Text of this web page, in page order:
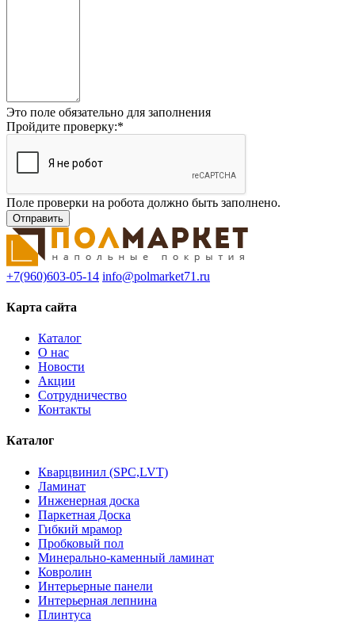
Это поле обязательно для заполнения
Пройдите проверку:*
Поле проверки на робота должно быть заполнено.
+7(960)603-05-14 info@polmarket71.ru
Карта сайта
Каталог
О нас
Новости
Акции
Сотрудничество
Контакты
Каталог
Кварцвинил (SPC,LVT)
Ламинат
Инженерная доска
Паркетная Доска
Гибкий мрамор
Пробковый пол
Минерально-каменный ламинат
Ковролин
Интерьерные панели
Интерьерная лепнина
Плинтуса